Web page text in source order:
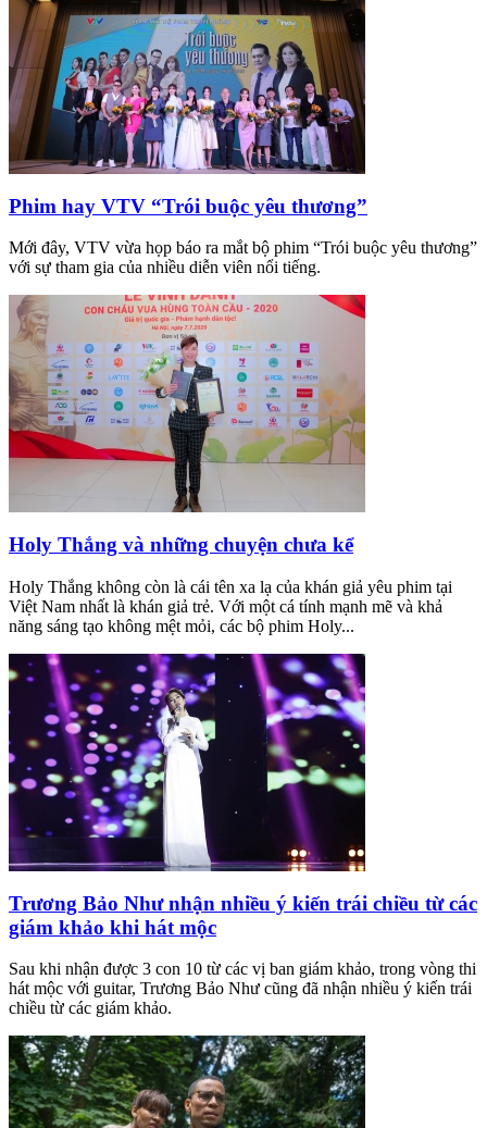
Phim hay VTV “Trói buộc yêu thương”
Mới đây, VTV vừa họp báo ra mắt bộ phim “Trói buộc yêu thương”
với sự tham gia của nhiều diễn viên nổi tiếng.
Holy Thắng và những chuyện chưa kể
Holy Thắng không còn là cái tên xa lạ của khán giả yêu phim tại
Việt Nam nhất là khán giả trẻ. Với một cá tính mạnh mẽ và khả
năng sáng tạo không mệt mỏi, các bộ phim Holy...
Trương Bảo Như nhận nhiều ý kiến trái chiều từ các
giám khảo khi hát mộc
Sau khi nhận được 3 con 10 từ các vị ban giám khảo, trong vòng thi
hát mộc với guitar, Trương Bảo Như cũng đã nhận nhiều ý kiến trái
chiều từ các giám khảo.